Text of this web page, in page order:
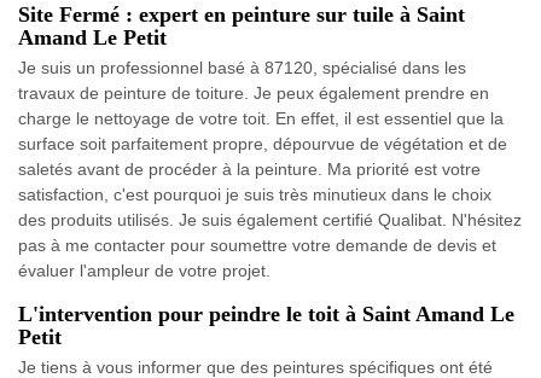
Site Fermé : expert en peinture sur tuile à Saint
Amand Le Petit
Je suis un professionnel basé à 87120, spécialisé dans les
travaux de peinture de toiture. Je peux également prendre en
charge le nettoyage de votre toit. En effet, il est essentiel que la
surface soit parfaitement propre, dépourvue de végétation et de
saletés avant de procéder à la peinture. Ma priorité est votre
satisfaction, c'est pourquoi je suis très minutieux dans le choix
des produits utilisés. Je suis également certifié Qualibat. N'hésitez
pas à me contacter pour soumettre votre demande de devis et
évaluer l'ampleur de votre projet.
L'intervention pour peindre le toit à Saint Amand Le
Petit
Je tiens à vous informer que des peintures spécifiques ont été